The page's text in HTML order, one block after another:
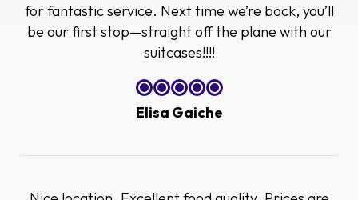
for fantastic service. Next time we’re back, you’ll
be our first stop—straight off the plane with our
suitcases!!!!
Elisa Gaiche